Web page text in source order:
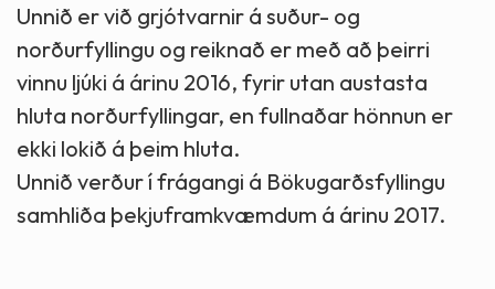
Unnið er við grjótvarnir á suður- og
norðurfyllingu og reiknað er með að þeirri
vinnu ljúki á árinu 2016, fyrir utan austasta
hluta norðurfyllingar, en fullnaðar hönnun er
ekki lokið á þeim hluta.
Unnið verður í frágangi á Bökugarðsfyllingu
samhliða þekjuframkvæmdum á árinu 2017.